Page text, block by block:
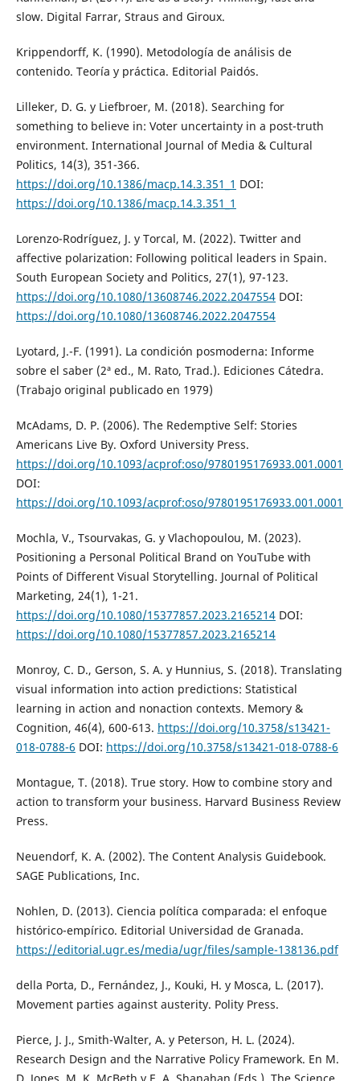
slow. Digital Farrar, Straus and Giroux.
Krippendorff, K. (1990). Metodología de análisis de
contenido. Teoría y práctica. Editorial Paidós.
Lilleker, D. G. y Liefbroer, M. (2018). Searching for
something to believe in: Voter uncertainty in a post-truth
environment. International Journal of Media & Cultural
Politics, 14(3), 351-366.
https://doi.org/10.1386/macp.14.3.351_1 DOI:
https://doi.org/10.1386/macp.14.3.351_1
Lorenzo-Rodríguez, J. y Torcal, M. (2022). Twitter and
affective polarization: Following political leaders in Spain.
South European Society and Politics, 27(1), 97-123.
https://doi.org/10.1080/13608746.2022.2047554DOI:
https://doi.org/10.1080/13608746.2022.2047554
Lyotard, J.-F. (1991). La condición posmoderna: Informe
sobre el saber (2ª ed., M. Rato, Trad.). Ediciones Cátedra.
(Trabajo original publicado en 1979)
McAdams, D. P. (2006). The Redemptive Self: Stories
Americans Live By. Oxford University Press.
https://doi.org/10.1093/acprof:oso/9780195176933.001.0001
DOI:
https://doi.org/10.1093/acprof:oso/9780195176933.001.0001
Mochla, V., Tsourvakas, G. y Vlachopoulou, M. (2023).
Positioning a Personal Political Brand on YouTube with
Points of Different Visual Storytelling. Journal of Political
Marketing, 24(1), 1-21.
https://doi.org/10.1080/15377857.2023.2165214DOI:
https://doi.org/10.1080/15377857.2023.2165214
Monroy, C. D., Gerson, S. A. y Hunnius, S. (2018). Translating
visual information into action predictions: Statistical
learning in action and nonaction contexts. Memory &
Cognition, 46(4), 600-613. https://doi.org/10.3758/s13421-
018-0788-6 DOI: https://doi.org/10.3758/s13421-018-0788-6
Montague, T. (2018). True story. How to combine story and
action to transform your business. Harvard Business Review
Press.
Neuendorf, K. A. (2002). The Content Analysis Guidebook.
SAGE Publications, Inc.
Nohlen, D. (2013). Ciencia política comparada: el enfoque
histórico-empírico. Editorial Universidad de Granada.
https://editorial.ugr.es/media/ugr/files/sample-138136.pdf
della Porta, D., Fernández, J., Kouki, H. y Mosca, L. (2017).
Movement parties against austerity. Polity Press.
Pierce, J. J., Smith-Walter, A. y Peterson, H. L. (2024).
Research Design and the Narrative Policy Framework. En M.